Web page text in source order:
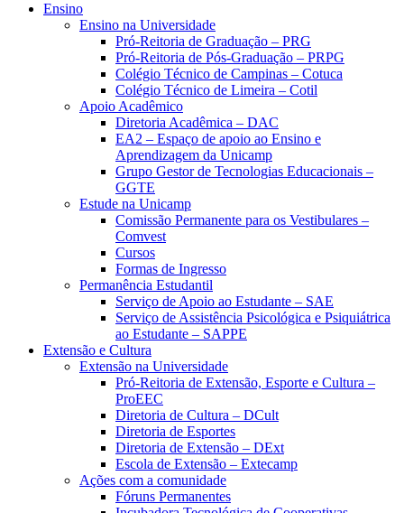
Ensino
Ensino na Universidade
Pró-Reitoria de Graduação – PRG
Pró-Reitoria de Pós-Graduação – PRPG
Colégio Técnico de Campinas – Cotuca
Colégio Técnico de Limeira – Cotil
Apoio Acadêmico
Diretoria Acadêmica – DAC
EA2 – Espaço de apoio ao Ensino e
Aprendizagem da Unicamp
Grupo Gestor de Tecnologias Educacionais –
GGTE
Estude na Unicamp
Comissão Permanente para os Vestibulares –
Comvest
Cursos
Formas de Ingresso
Permanência Estudantil
Serviço de Apoio ao Estudante – SAE
Serviço de Assistência Psicológica e Psiquiátrica
ao Estudante – SAPPE
Extensão e Cultura
Extensão na Universidade
Pró-Reitoria de Extensão, Esporte e Cultura –
ProEEC
Diretoria de Cultura – DCult
Diretoria de Esportes
Diretoria de Extensão – DExt
Escola de Extensão – Extecamp
Ações com a comunidade
Fóruns Permanentes